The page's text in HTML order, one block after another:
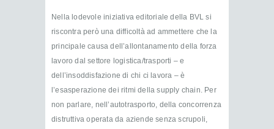
Nella lodevole iniziativa editoriale della BVL si
riscontra però una difficoltà ad ammettere che la
principale causa dell’allontanamento della forza
lavoro dal settore logistica/trasporti – e
dell’insoddisfazione di chi ci lavora – è
l’esasperazione dei ritmi della supply chain. Per
non parlare, nell’autotrasporto, della concorrenza
distruttiva operata da aziende senza scrupoli,